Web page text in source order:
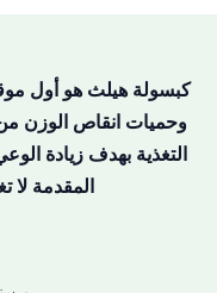
كبسولة هيلث هو أول
وحميات انقاص الوزن
التغذية بهدف زيادة
المقدمة